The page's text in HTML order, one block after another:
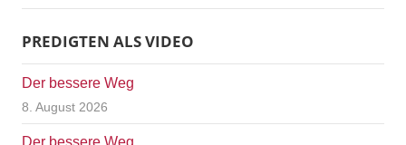
PREDIGTEN ALS VIDEO
Der bessere Weg
8. August 2026